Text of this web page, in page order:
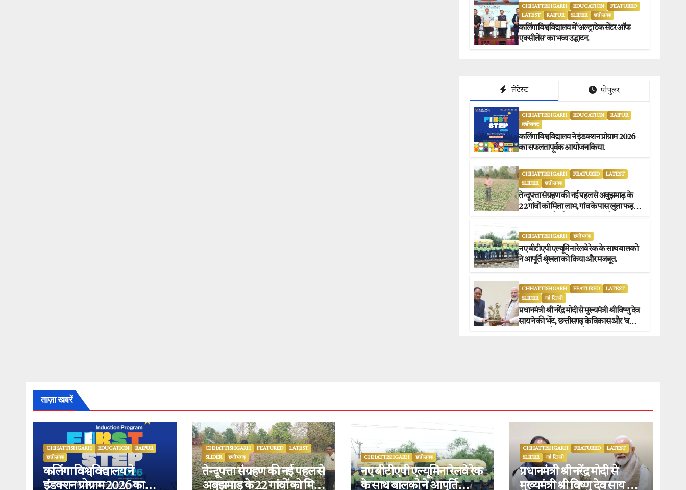
CHHATTISHGARH EDUCATION
FEATURED
LATEST
RAIPUR SLIDER छत्तीसगढ़
कलिंगा विश्वविद्यालय में ‘अल्ट्राटेक सेंटर ऑफ
एक्सीलेंस’ का भव्य उद्घाटन.
लेटेस्ट पोपुलर
CHHATTISHGARH EDUCATION
RAIPUR
छत्तीसगढ़
कलिंगा विश्वविद्यालय ने इंडक्शन प्रोग्राम 2026
का सफलतापूर्वक आयोजन किया.
CHHATTISHGARH FEATURED
LATEST
SLIDER
छत्तीसगढ़
तेन्दूपत्ता संग्रहण की नई पहल से अबुझमाड़ के
22 गांवों को मिला लाभ, गांव के पास खुला फड़,
CHHATTISHGARH छत्तीसगढ़
नए बीटीएपी एल्यूमिना रेलवे रेक के साथ बालको
ने आपूर्ति श्रृंखला को किया और मजबूत.
CHHATTISHGARH FEATURED
LATEST
SLIDER
नई दिल्ली
प्रधानमंत्री श्री नरेंद्र मोदी से मुख्यमंत्री श्री विष्णु देव
साय ने की भेंट, छत्तीसगढ़ के विकास और ‘बस्तर
ताज़ा खबरें
CHHATTISHGARH EDUCATION
RAIPUR
छत्तीसगढ़
कलिंगा विश्वविद्यालय ने
इंडक्शन प्रोग्राम 2026 का
CHHATTISHGARH FEATURED
LATEST
SLIDER
छत्तीसगढ़
तेन्दूपत्ता संग्रहण की नई पहल से
अबुझमाड़ के 22 गांवों को मिला
CHHATTISHGARH छत्तीसगढ़
नए बीटीएपी एल्यूमिना रेलवे रेक
के साथ बालको ने आपूर्ति
CHHATTISHGARH FEATURED
LATEST
SLIDER
नई दिल्ली
प्रधानमंत्री श्री नरेंद्र मोदी से
मुख्यमंत्री श्री विष्णु देव साय ने